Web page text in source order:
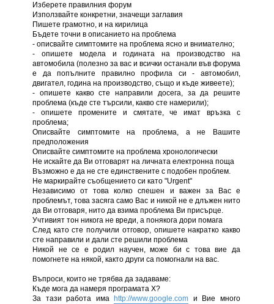
Изберете правилния форум
Използвайте конкретни, значещи заглавия
Пишете грамотно, и на кирилица
Бъдете точни в описанието на проблема
- описвайте симптомите на проблема ясно и внимателно;
- опишете модела и годината на производство на
автомобила (полезно за вас и всички останали във форума
е да попълните правилно профила си - автомобил,
двигател, година на производство, също и къде живеете);
- опишете какво сте направили досега, за да решите
проблема (къде сте търсили, какво сте намерили);
- опишете промените и смятате, че имат връзка с
проблема;
Описвайте симптомите на проблема, а не Вашите
предположения
Описвайте симптомите на проблема хронологически
Не искайте да Ви отговарят на личната електронна поща
Възможно е да не сте единствените с подобен проблем.
Не маркирайте съобщението си като "Urgent"
Независимо от това колко спешен и важен за Вас е
проблемът, това засяга само Вас и никой не е длъжен нито
да Ви отговаря, нито да взима проблема Ви присърце.
Учтивият тон никога не вреди, а понякога дори помага
След като сте получили отговор, опишете накратко какво
сте направили и дали сте решили проблема
Никой не се е родил научен, може би с това вие да
помогнете на някой, както други са помогнали на вас.
Въпроси, които не трябва да задаваме:
Къде мога да намеря програмата Х?
За тази работа има
http://www.google.com и Вие много